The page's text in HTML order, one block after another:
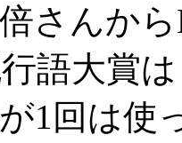
さんか
語大賞
が1回は